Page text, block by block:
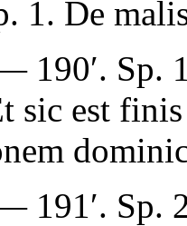
1. De
190′. Sp.
sic est
191′. Sp.